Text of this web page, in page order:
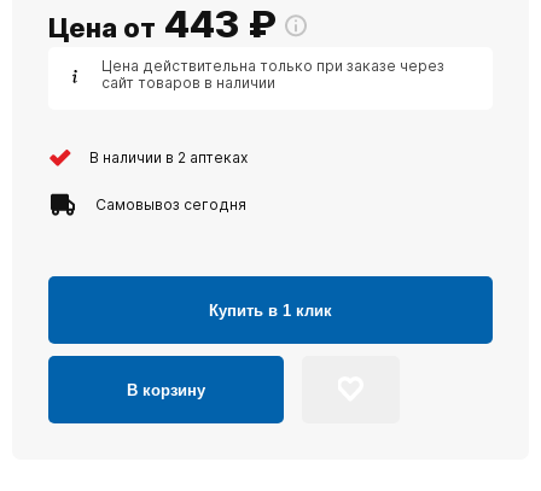
Цена от 443 ₽
Цена действительна только при заказе через
сайт товаров в наличии
В наличии в 2 аптеках
Самовывоз сегодня
Купить в 1 клик
В корзину